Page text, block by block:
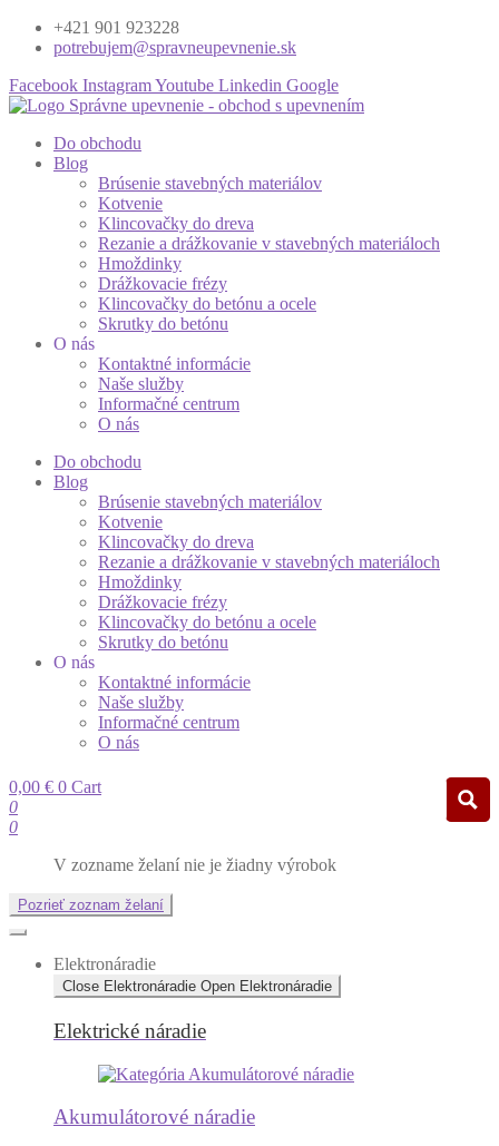
+421 901 923228
potrebujem@spravneupevnenie.sk
Facebook InstagramYoutube Linkedin Google
Do obchodu
Blog
Brúsenie stavebných materiálov
Kotvenie
Klincovačky do dreva
Rezanie a drážkovanie v stavebných materiáloch
Hmoždinky
Drážkovacie frézy
Klincovačky do betónu a ocele
Skrutky do betónu
O nás
Kontaktné informácie
Naše služby
Informačné centrum
O nás
Do obchodu
Blog
Brúsenie stavebných materiálov
Kotvenie
Klincovačky do dreva
Rezanie a drážkovanie v stavebných materiáloch
Hmoždinky
Drážkovacie frézy
Klincovačky do betónu a ocele
Skrutky do betónu
O nás
Kontaktné informácie
Naše služby
Informačné centrum
O nás
0,00 € 0 Cart
0
0
V zozname želaní nie je žiadny výrobok
Pozrieť zoznam želaní
Elektronáradie
Close Elektronáradie Open Elektronáradie
Elektrické náradie
Akumulátorové náradie